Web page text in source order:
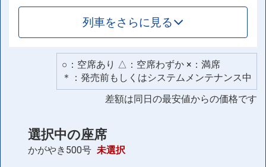
列車をさらに見る
○：空席あり △：空席わずか ×：満席
＊：発売前もしくはシステムメンテナンス中
差額は同日の最安値からの価格です
選択中の座席
かがやき500号 未選択